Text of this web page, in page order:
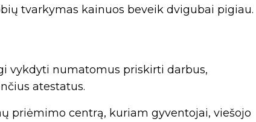
tvarkymas kainuos beveik dvigubai pigiau.
vykdyti numatomus priskirti darbus,
atestatus.
priėmimo centrą, kuriam gyventojai, viešojo